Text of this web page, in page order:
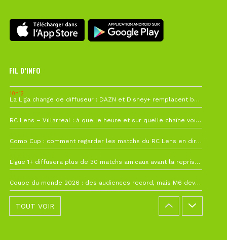
FIL D’INFO
10h12
La Liga change de diffuseur : DAZN et Disney+ remplacent beIN Sports !
RC Lens – Villarreal : à quelle heure et sur quelle chaîne voir la finale de la Como Cup ?
Como Cup : comment regarder les matchs du RC Lens en direct ?
Ligue 1+ diffusera plus de 30 matchs amicaux avant la reprise de la Ligue 1
Coupe du monde 2026 : des audiences record, mais M6 devrait perdre très gros !
TOUT VOIR